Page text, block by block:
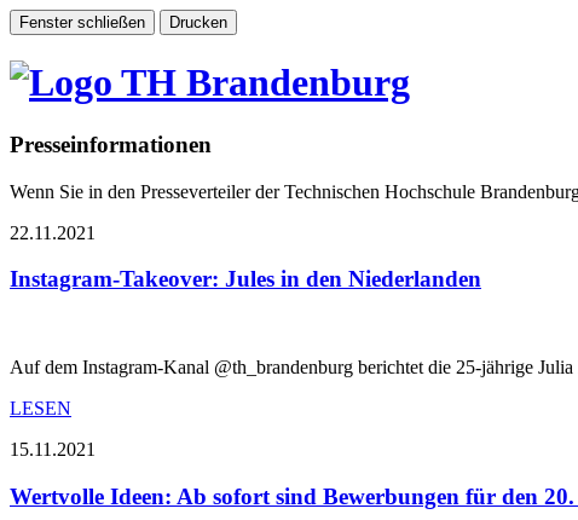
Presseinformationen
Wenn Sie in den Presseverteiler der Technischen Hochschule
22.11.2021
Instagram-Takeover: Jules in den Niederlanden
Auf dem Instagram-Kanal @th_brandenburg berichtet die 25-jährige
LESEN
15.11.2021
Wertvolle Ideen: Ab sofort sind Bewerbungen für den